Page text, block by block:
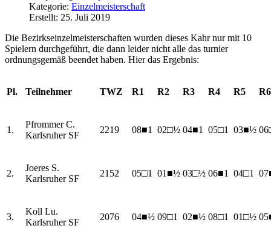
Kategorie: Einzelmeisterschaft
Erstellt: 25. Juli 2019
Die Bezirkseinzelmeisterschaften wurden dieses Kahr nur mit 10
Spielern durchgeführt, die dann leider nicht alle das turnier
ordnungsgemäß beendet haben. Hier das Ergebnis:
Pl. Teilnehmer TWZ R1 R2 R3 R4 R5 R6
1.
Pfrommer C.
Karlsruher SF
2219 08■1 02□½ 04■1 05□1 03■½
2.
Joeres S.
Karlsruher SF
2152 05□1 01■½ 03□½ 06■1 04□1
3.
Koll Lu.
Karlsruher SF
2076 04■½ 09□1 02■½ 08□1 01□½